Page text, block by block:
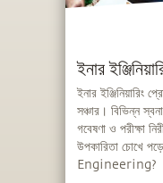
ইনার
ইনার ইঞ্জিনিয়ারিং
সঞ্চার। বিভিন্ন
গবেষণা ও পরীক্ষা
উপকারিতা চোখে
Engineering?